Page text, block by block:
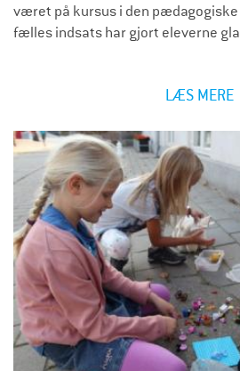
været på kursus i den pædagogiske
fælles indsats har gjort eleverne
LÆS MERE